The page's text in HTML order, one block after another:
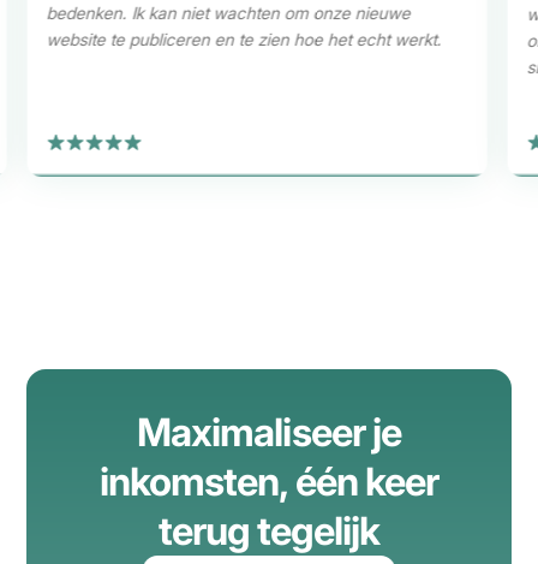
bedenken. Ik kan niet wachten om onze nieuwe
website te publiceren en te zien hoe het echt werkt.
Maximaliseer je
inkomsten, één keer
terug tegelijk